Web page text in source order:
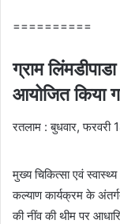
==========
ग्राम
आयोजित किया
रतलाम : बुधवार, फरवरी
मुख्य चिकित्सा एवं
कल्याण कार्यक्रम के
की नींव की थीम पर